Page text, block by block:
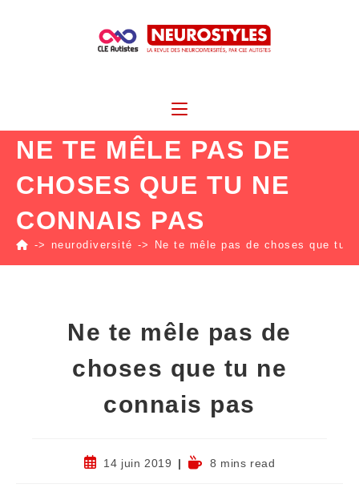
NE TE MÊLE PAS DE
CHOSES QUE TU NE
CONNAIS PAS
-> neurodiversité -> Ne te mêle pas de choses que tu
Ne te mêle pas de
choses que tu ne
connais pas
14 juin 2019 8 mins read